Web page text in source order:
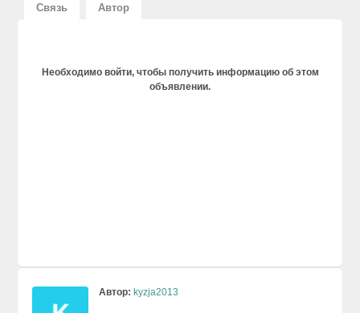
Связь Автор
Необходимо войти, чтобы получить информацию об этом
объявлении.
Автор: kyzja2013